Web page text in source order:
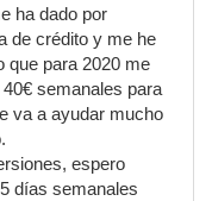
ha dado por
de crédito y me he
para 2020 me
semanales para
va a ayudar mucho
espero
días semanales